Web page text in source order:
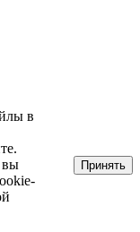
в
вы
Принять